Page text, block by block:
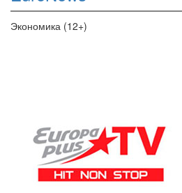
Экономика (12+)